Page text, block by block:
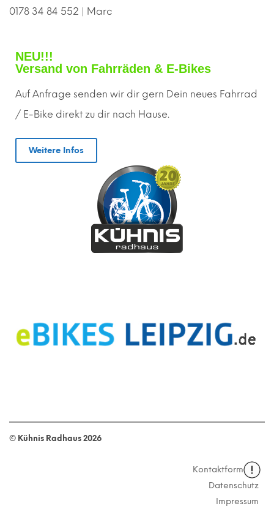
0178 34 84 552 | Marc
NEU!!!
Versand von Fahrräden & E-Bikes
Auf Anfrage senden wir dir gern Dein neues Fahrrad
/ E-Bike direkt zu dir nach Hause.
Weitere Infos
© Kühnis Radhaus 2026
Kontaktformular
Datenschutz
Impressum